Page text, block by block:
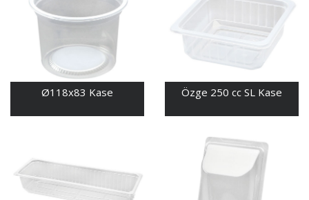
Ø118x83 Kase Özge 250 cc SL Kase